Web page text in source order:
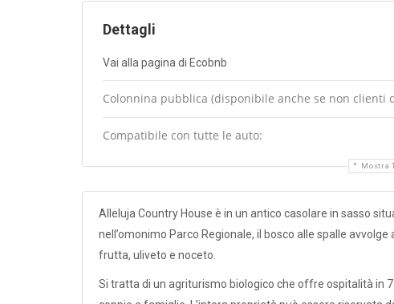
Dettagli
Vai alla pagina di Ecobnb
Colonnina pubblica (disponibile anche se non clienti
Compatibile con tutte le auto:
Mostra
Alleluja Country House è in un antico casolare in sasso
nell’omonimo Parco Regionale, il bosco alle spalle
frutta, uliveto e noceto.
Si tratta di un agriturismo biologico che offre ospitalità in